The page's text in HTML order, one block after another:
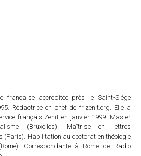
française accréditée près le Saint-Siège
Rédactrice en chef de fr.zenit.org. Elle a
français Zenit en janvier 1999. Master
(Bruxelles). Maîtrise en lettres
(Paris). Habilitation au doctorat en théologie
Correspondante à Rome de Radio